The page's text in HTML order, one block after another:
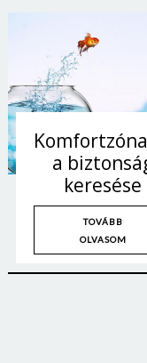
a
keresése
TOVÁBB
OLVASOM